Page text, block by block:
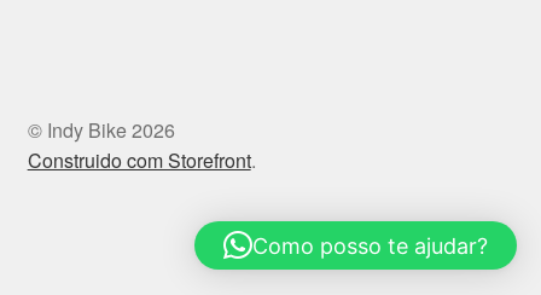
© Indy Bike 2026
Construido com Storefront.
Como posso te ajudar?